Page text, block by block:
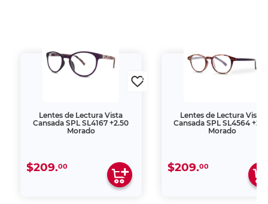
Lentes de Lectura Vista
Cansada SPL SL4167 +2.50
Morado
$209.00
Lentes de Lectura Vista
Cansada SPL SL4564
Morado
$209.00